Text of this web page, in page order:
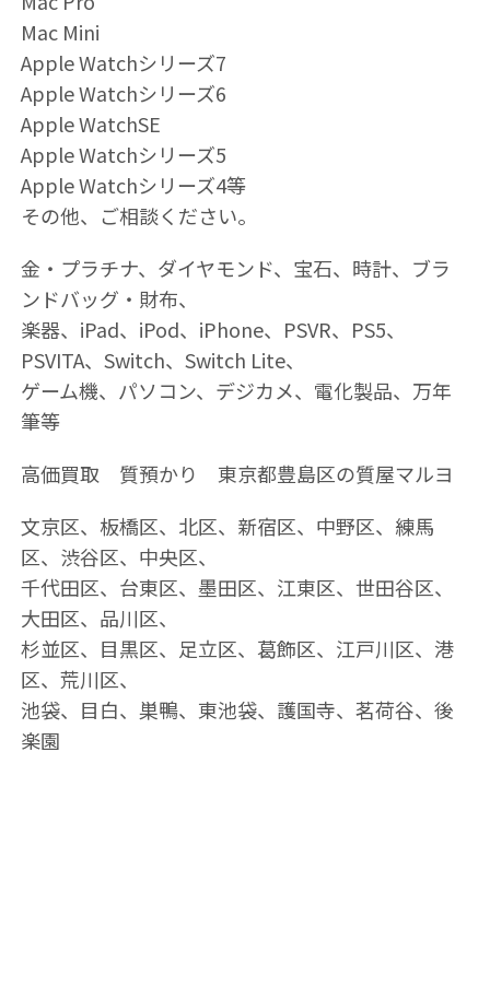
Mac Mini
Apple Watchシリーズ7
Apple Watchシリーズ6
Apple WatchSE
Apple Watchシリーズ5
Apple Watchシリーズ4等
その他、ご相談ください。
金・プラチナ、ダイヤモンド、宝石、時計、ブラ
ンドバッグ・財布、
楽器、iPad、iPod、iPhone、PSVR、PS5、
PSVITA、Switch、Switch Lite、
ゲーム機、パソコン、デジカメ、電化製品、万年
筆等
高価買取 質預かり 東京都豊島区の質屋マルヨ
文京区、板橋区、北区、新宿区、中野区、練馬
区、渋谷区、中央区、
千代田区、台東区、墨田区、江東区、世田谷区、
大田区、品川区、
杉並区、目黒区、足立区、葛飾区、江戸川区、港
区、荒川区、
池袋、目白、巣鴨、東池袋、護国寺、茗荷谷、後
楽園